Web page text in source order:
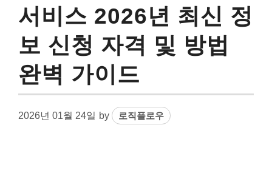
서비스 2026년 최신 정
보 신청 자격 및 방법
완벽 가이드
2026년 01월 24일 by 로직플로우